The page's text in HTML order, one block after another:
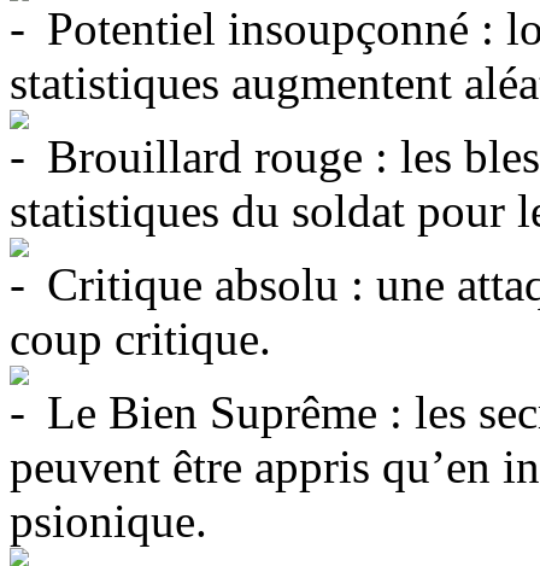
Potentiel insoupçonné :
statistiques augmentent
Brouillard rouge : les
statistiques du soldat pour
Critique absolu : une
coup critique.
Le Bien Suprême : les
peuvent être appris qu’en
psionique.